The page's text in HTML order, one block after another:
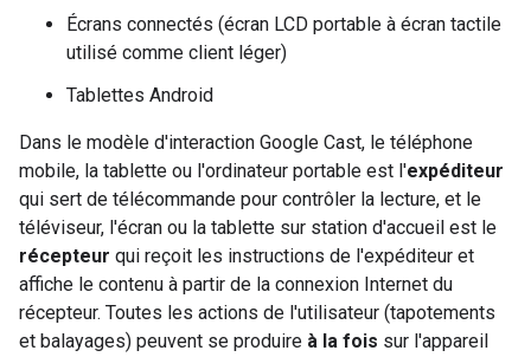
Écrans connectés (écran LCD portable à écran tactile
utilisé comme client léger)
Tablettes Android
Dans le modèle d'interaction Google Cast, le téléphone
mobile, la tablette ou l'ordinateur portable est l'expéditeur
qui sert de télécommande pour contrôler la lecture, et le
téléviseur, l'écran ou la tablette sur station d'accueil est le
récepteur qui reçoit les instructions de l'expéditeur et
affiche le contenu à partir de la connexion Internet du
récepteur. Toutes les actions de l'utilisateur (tapotements
et balayages) peuvent se produire à la fois sur l'appareil